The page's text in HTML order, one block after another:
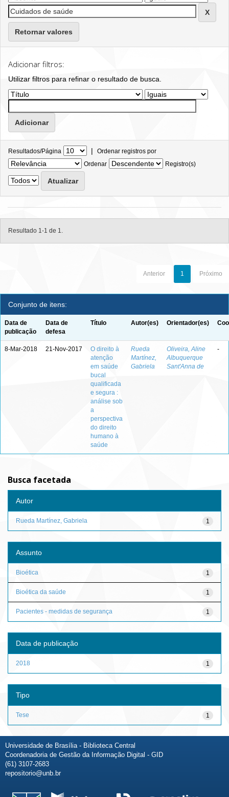
Retornar valores
Adicionar filtros:
Utilizar filtros para refinar o resultado de busca.
Resultados/Página | Ordenar registros por
Ordenar
Registro(s)
Resultado 1-1 de 1.
Anterior 1 Próximo
Conjunto de itens:
Data de
publicação
Data de
defesa
Título Autor(es) Orientador(es)
8-Mar-2018 21-Nov-2017
O direito à
atenção
em saúde
bucal
qualificada
e segura :
análise sob
a
perspectiva
do direito
humano à
saúde
Rueda
Martínez,
Gabriela
Oliveira, Aline
Albuquerque
Sant'Anna de
-
Busca facetada
Autor
1
Rueda Martínez, Gabriela
Assunto
1
Bioética
1
Bioética da saúde
1
Pacientes - medidas de segurança
Data de publicação
1
2018
Tipo
1
Tese
Universidade de Brasília - Biblioteca Central
Coordenadoria de Gestão da Informação Digital - GID
(61) 3107-2683
repositorio@unb.br